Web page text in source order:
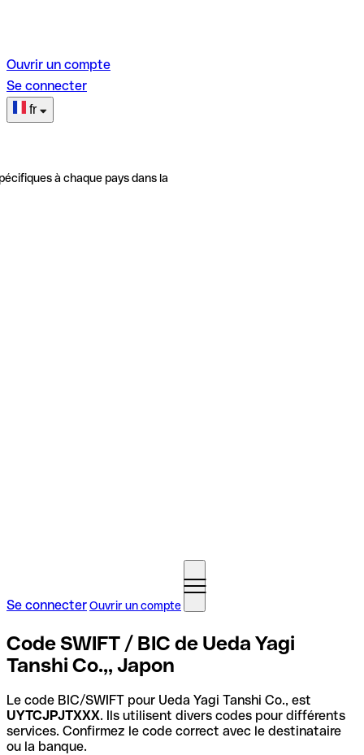
Ouvrir un compte
Se connecter
fr
à chaque pays dans la
Se connecterOuvrir un compte
Code SWIFT / BIC de Ueda Yagi
Tanshi Co.,, Japon
Le code BIC/SWIFT pour Ueda Yagi Tanshi Co., est
UYTCJPJTXXX. Ils utilisent divers codes pour différents
services. Confirmez le code correct avec le destinataire
ou la banque.